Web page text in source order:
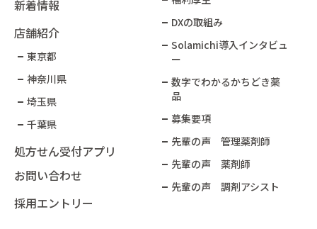
新着情報
店舗紹介
東京都
神奈川県
埼玉県
千葉県
処方せん受付アプリ
お問い合わせ
採用エントリー
DXの取組み
Solamichi導入インタビュ
ー​
数字でわかるかちどき薬
品​
募集要項
先輩の声 管理薬剤師
先輩の声 薬剤師
先輩の声 調剤アシスト